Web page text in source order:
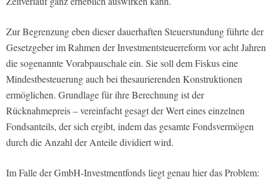
Zur Begrenzung eben dieser dauerhaften Steuerstundung führte der
Gesetzgeber im Rahmen der Investmentsteuerreform vor acht Jahren
die sogenannte Vorabpauschale ein. Sie soll dem Fiskus eine
Mindestbesteuerung auch bei thesaurierenden Konstruktionen
ermöglichen. Grundlage für ihre Berechnung ist der
Rücknahmepreis – vereinfacht gesagt der Wert eines einzelnen
Fondsanteils, der sich ergibt, indem das gesamte Fondsvermögen
durch die Anzahl der Anteile dividiert wird.
Im Falle der GmbH-Investmentfonds liegt genau hier das Problem: